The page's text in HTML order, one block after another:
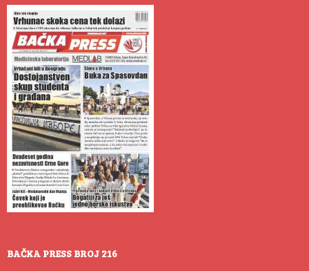
BAČKA PRESS BROJ 216